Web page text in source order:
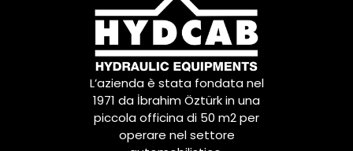
L’azienda è stata fondata nel
1971 da İbrahim Öztürk in una
piccola officina di 50 m2 per
operare nel settore